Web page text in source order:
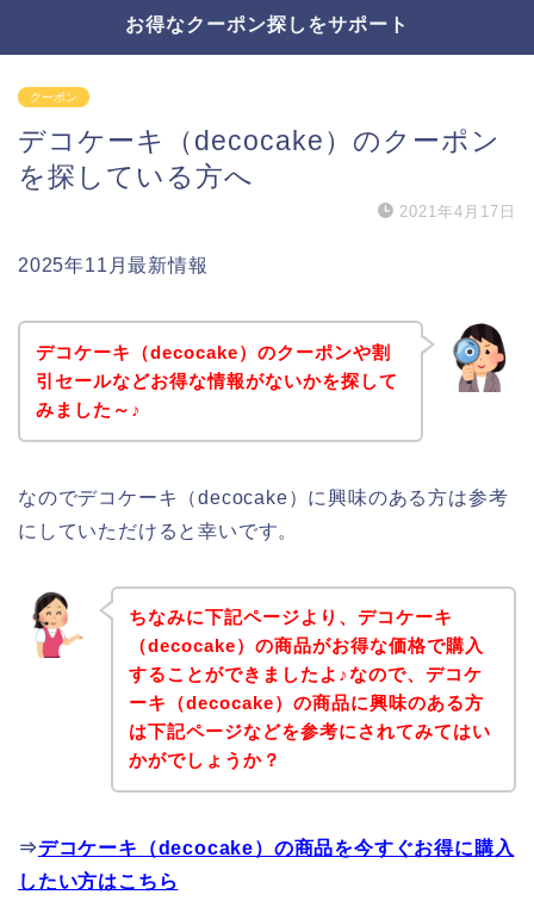
お得なクーポン探しをサポート
クーポン
デコケーキ（decocake）のクーポン
を探している方へ
2021年4月17日
2025年11月最新情報
デコケーキ（decocake）のクーポンや割
引セールなどお得な情報がないかを探して
みました～♪
なのでデコケーキ（decocake）に興味のある方は参考
にしていただけると幸いです。
ちなみに下記ページより、デコケーキ
（decocake）の商品がお得な価格で購入
することができましたよ♪なので、デコケ
ーキ（decocake）の商品に興味のある方
は下記ページなどを参考にされてみてはい
かがでしょうか？
⇒デコケーキ（decocake）の商品を今すぐお得に購入
したい方はこちら